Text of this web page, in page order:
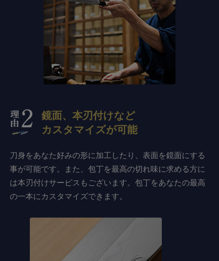
鏡面、本刃付けなど
カスタマイズが可能
刀身をあなた好みの形に加工したり、表面を鏡面にする
事が可能です。また、包丁を最高の切れ味に求める方に
は本刃付けサービスもございます。包丁をあなたの最高
の一本にカスタマイズできます。